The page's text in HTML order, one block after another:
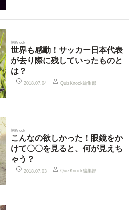
朝Knock
世界も感動！サッカー日本代表
が去り際に残していったものと
は？
2018.07.04 QuizKnock編集部
朝Knock
こんなの欲しかった！眼鏡をか
けて〇〇を見ると、何が見えち
ゃう？
2018.07.03 QuizKnock編集部